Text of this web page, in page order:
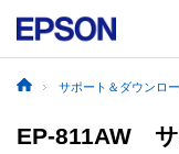
サポート＆ダウンロ
EP-811AW